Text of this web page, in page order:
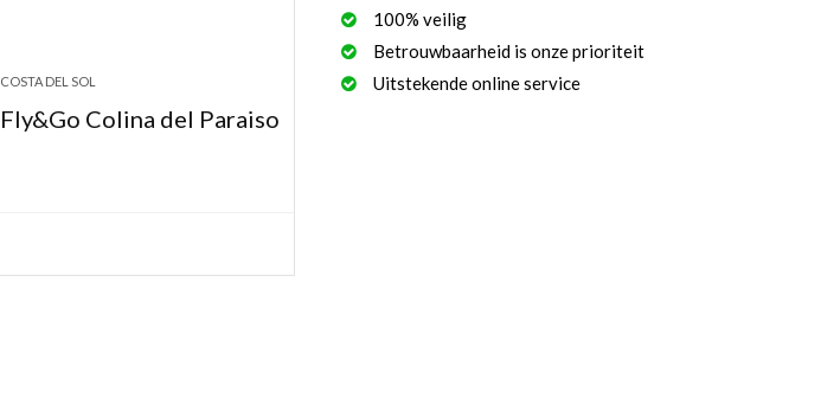
COSTA DEL SOL
Fly&Go Colina del Paraiso
100% veilig
Betrouwbaarheid is onze prioriteit
Uitstekende online service